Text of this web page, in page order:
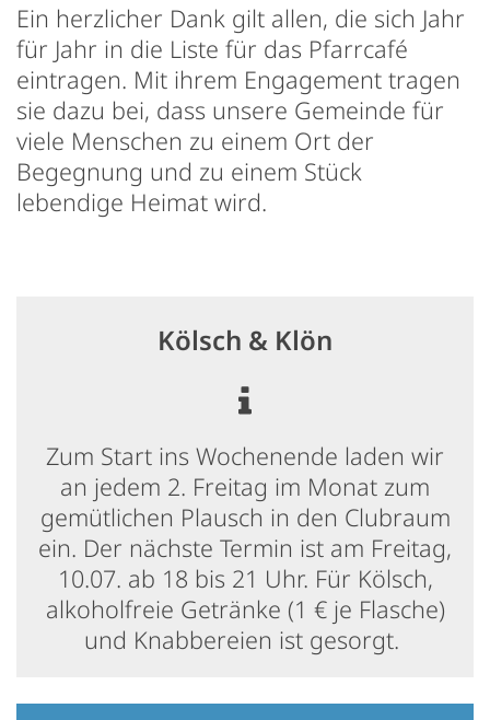
Ein herzlicher Dank gilt allen, die sich Jahr
für Jahr in die Liste für das Pfarrcafé
eintragen. Mit ihrem Engagement tragen
sie dazu bei, dass unsere Gemeinde für
viele Menschen zu einem Ort der
Begegnung und zu einem Stück
lebendige Heimat wird.
Kölsch & Klön
Zum Start ins Wochenende laden wir
an jedem 2. Freitag im Monat zum
gemütlichen Plausch in den Clubraum
ein. Der nächste Termin ist am Freitag,
10.07. ab 18 bis 21 Uhr. Für Kölsch,
alkoholfreie Getränke (1 € je Flasche)
und Knabbereien ist gesorgt.